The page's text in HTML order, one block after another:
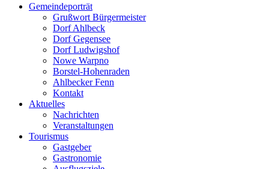
Gemeindeporträt
Grußwort Bürgermeister
Dorf Ahlbeck
Dorf Gegensee
Dorf Ludwigshof
Nowe Warpno
Borstel-Hohenraden
Ahlbecker Fenn
Kontakt
Aktuelles
Nachrichten
Veranstaltungen
Tourismus
Gastgeber
Gastronomie